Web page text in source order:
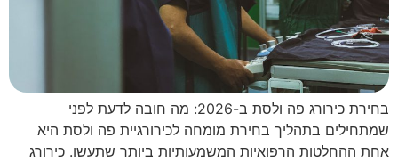
בחירת כירורג פה ולסת ב-2026: מה חובה לדעת לפני
שמתחילים בתהליך בחירת מומחה לכירורגיית פה ולסת היא
אחת ההחלטות הרפואיות המשמעותיות ביותר שתעשו. כירורג